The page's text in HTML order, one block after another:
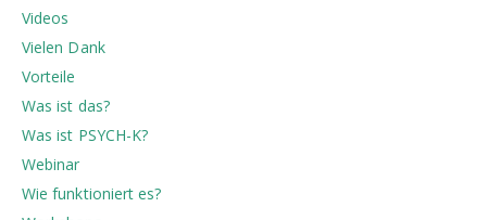
Videos
Vielen Dank
Vorteile
Was ist das?
Was ist PSYCH-K?
Webinar
Wie funktioniert es?